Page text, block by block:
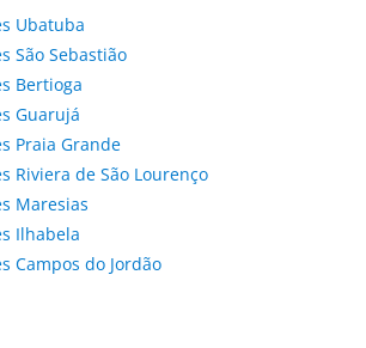
Ubatuba
São Sebastião
Bertioga
Guarujá
Praia Grande
Riviera de São Lourenço
Maresias
Ilhabela
Campos do Jordão